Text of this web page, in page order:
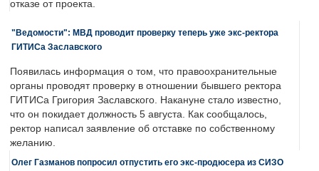
отказе от проекта.
"Ведомости": МВД проводит проверку теперь уже экс-ректора
ГИТИСа Заславского
Появилась информация о том, что правоохранительные
органы проводят проверку в отношении бывшего ректора
ГИТИСа Григория Заславского. Накануне стало известно,
что он покидает должность 5 августа. Как сообщалось,
ректор написал заявление об отставке по собственному
желанию.
Олег Газманов попросил отпустить его экс-продюсера из СИЗО